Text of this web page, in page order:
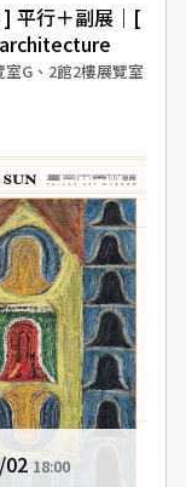
平行＋副展｜[
G、2館2樓展覽室
02 18:00